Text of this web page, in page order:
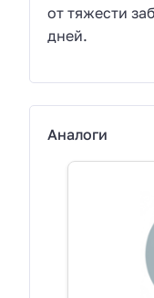
от тяжести
дней.
Аналоги